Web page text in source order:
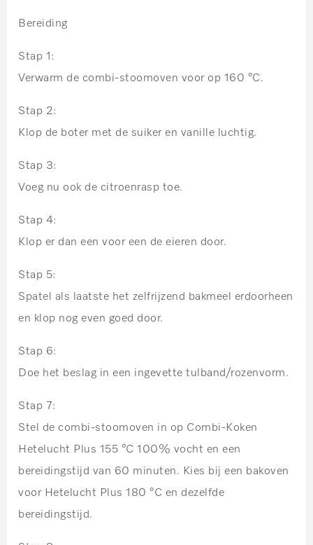
Bereiding
Stap 1:
Verwarm de combi-stoomoven voor op 160 °C.
Stap 2:
Klop de boter met de suiker en vanille luchtig.
Stap 3:
Voeg nu ook de citroenrasp toe.
Stap 4:
Klop er dan een voor een de eieren door.
Stap 5:
Spatel als laatste het zelfrijzend bakmeel erdoorheen
en klop nog even goed door.
Stap 6:
Doe het beslag in een ingevette tulband/rozenvorm.
Stap 7:
Stel de combi-stoomoven in op Combi-Koken
Hetelucht Plus 155 °C 100% vocht en een
bereidingstijd van 60 minuten. Kies bij een bakoven
voor Hetelucht Plus 180 °C en dezelfde
bereidingstijd.